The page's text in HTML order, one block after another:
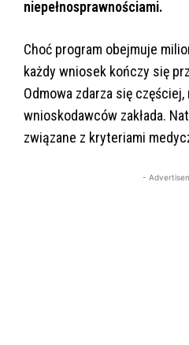
niepełnosprawnościami.
Choć program obejmuje
każdy wniosek kończy się
Odmowa zdarza się częściej,
wnioskodawców zakłada.
związane z kryteriami
-